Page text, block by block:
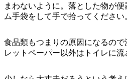
まわないように。落とした物が
ム手袋をして手で拾ってください
食品類もつまりの原因になるので
レットペーパー以外はトイレに流